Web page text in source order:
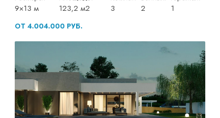
9×13 м
123,2 м2
3
2
1
ОТ 4.004.000 РУБ.